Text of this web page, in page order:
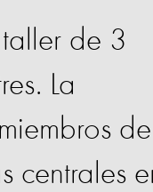
de 3
La
de
centrales